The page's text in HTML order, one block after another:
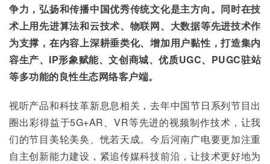
争力，弘扬和传播中国优秀传统文化是主方向。同时在技
术上用先进算法和云技术、物联网、大数据等先进技术作
为支撑，在内容上深耕垂类化、增加用户黏性，打造集内
容生产、IP形象赋能、文创商城、优质UGC、PUGC驻站
等多功能的良性生态网络客户端。
视听产品和科技革新息息相关，去年中国节日系列节目出
圈出彩得益于5G+AR、VR等先进的视频制作技术，让我
们的节目美轮美奂、恍若天成。今后河南广电要更加注重
自主创新能力建设，紧追传媒科技前沿，让技术更好地为